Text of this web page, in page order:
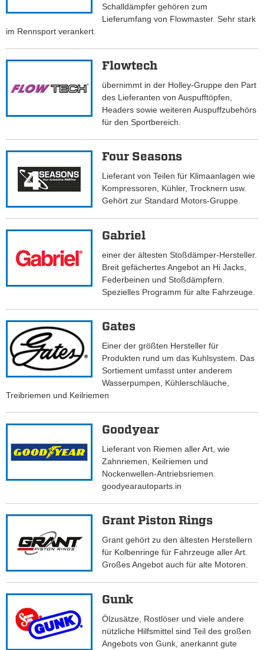
Schalldämpfer gehören zum
Lieferumfang von Flowmaster. Sehr stark
im Rennsport verankert.
Flowtech
übernimmt in der Holley-Gruppe den Part
des Lieferanten von Auspufftöpfen,
Headers sowie weiteren Auspuffzubehörs
für den Sportbereich.
Four Seasons
Lieferant von Teilen für Klimaanlagen wie
Kompressoren, Kühler, Trocknern usw.
Gehört zur Standard Motors-Gruppe.
Gabriel
einer der ältesten Stoßdämper-Hersteller.
Breit gefächertes Angebot an Hi Jacks,
Federbeinen und Stoßdämpfern.
Spezielles Programm für alte Fahrzeuge.
Gates
Einer der größten Hersteller für
Produkten rund um das Kuhlsystem. Das
Sortiement umfasst unter anderem
Wasserpumpen, Kühlerschläuche,
Treibriemen und Keilriemen
Goodyear
Lieferant von Riemen aller Art, wie
Zahnriemen, Keilriemen und
Nockenwellen-Antriebsriemen.
goodyearautoparts.in
Grant Piston Rings
Grant gehört zu den ältesten Herstellern
für Kolbenringe für Fahrzeuge aller Art.
Großes Angebot auch für alte Motoren.
Gunk
Ölzusätze, Rostlöser und viele andere
nützliche Hilfsmittel sind Teil des großen
Angebots von Gunk, anerkannt gute